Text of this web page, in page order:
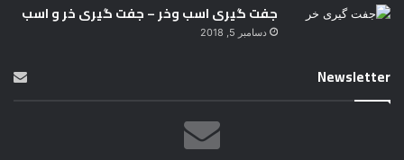
جفت گیری اسب وخر – جفت گیری خر و اسب
دسامبر 5, 2018
Newsletter